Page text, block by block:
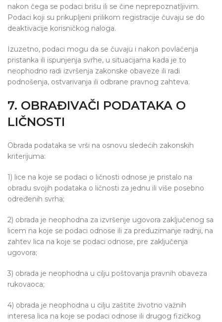
nakon čega se podaci brišu ili se čine neprepoznatljivim.
Podaci koji su prikupljeni prilikom registracije čuvaju se do
deaktivacije korisničkog naloga.
Izuzetno, podaci mogu da se čuvaju i nakon povlačenja
pristanka ili ispunjenja svrhe, u situacijama kada je to
neophodno radi izvršenja zakonske obaveze ili radi
podnošenja, ostvarivanja ili odbrane pravnog zahteva.
7. OBRAĐIVAČI PODATAKA O
LIČNOSTI
Obrada podataka se vrši na osnovu sledećih zakonskih
kriterijuma:
1) lice na koje se podaci o ličnosti odnose je pristalo na
obradu svojih podataka o ličnosti za jednu ili više posebno
određenih svrha;
2) obrada je neophodna za izvršenje ugovora zaključenog sa
licem na koje se podaci odnose ili za preduzimanje radnji, na
zahtev lica na koje se podaci odnose, pre zaključenja
ugovora;
3) obrada je neophodna u cilju poštovanja pravnih obaveza
rukovaoca;
4) obrada je neophodna u cilju zaštite životno važnih
interesa lica na koje se podaci odnose ili drugog fizičkog